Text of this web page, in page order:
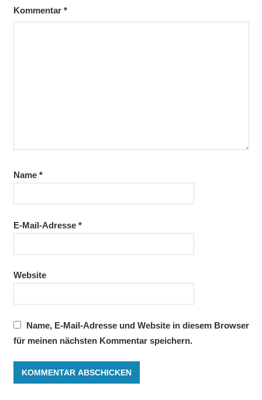
Kommentar *
Name *
E-Mail-Adresse *
Website
Name, E-Mail-Adresse und Website in diesem Browser
für meinen nächsten Kommentar speichern.